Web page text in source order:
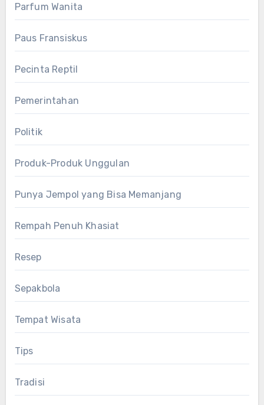
Parfum Wanita
Paus Fransiskus
Pecinta Reptil
Pemerintahan
Politik
Produk-Produk Unggulan
Punya Jempol yang Bisa Memanjang
Rempah Penuh Khasiat
Resep
Sepakbola
Tempat Wisata
Tips
Tradisi